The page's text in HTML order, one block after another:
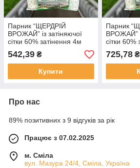
Парник “ЩЕРДРІЙ
ВРОЖАЙ” із затіняючої
сітки 60% затінення 4м
542,39 ₴
Купити
Парник
ВРОЖАЙ”
сітки 60%
725,78₴
Про нас
89% позитивних з 9 відгуків за рік
Працює з 07.02.2025
м. Сміла
вул. Мазура 24/4, Сміла, Україна